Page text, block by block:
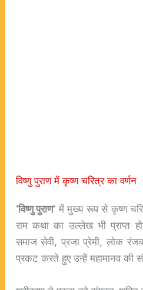
विष्णु पुराण में कृष्ण चरित्र का वर्णन
‘विष्णु पुराण’ में मुख्य रूप से कृष्ण
राम कथा का उल्लेख भी प्राप्त
समाज सेवी, प्रजा प्रेमी, लोक
प्रकट करते हुए उन्हें महामानव की